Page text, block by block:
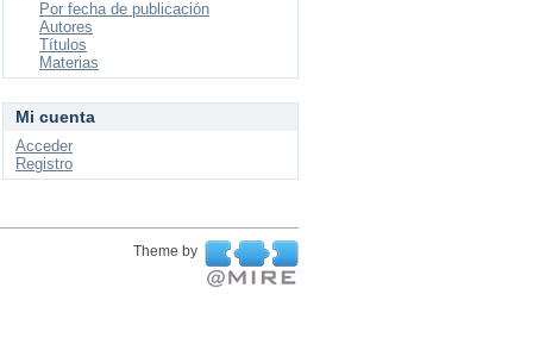
Por fecha de publicación
Autores
Títulos
Materias
Mi cuenta
Acceder
Registro
Theme by